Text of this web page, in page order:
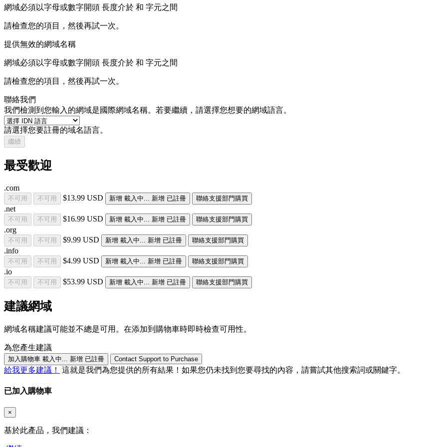
網域必須以字母或數字開頭 長度介於 和 字元之間
請檢查您的項目，然後再試一次。
提供無效的網域名稱
網域必須以字母或數字開頭 長度介於 和 字元之間
請檢查您的項目，然後再試一次。
聯絡我們
我們檢測到您輸入的網域是國際網域名稱。若要繼續，請選擇您想要的網域語言。
請選擇您要註冊的域名語言。
繼續
最受歡迎
.com
不可用 不可用 $13.99 USD 新增 載入中... 新增 已註冊 聯絡支援部門購買
.net
不可用 不可用 $16.99 USD 新增 載入中... 新增 已註冊 聯絡支援部門購買
.org
不可用 不可用 $9.99 USD 新增 載入中... 新增 已註冊 聯絡支援部門購買
.info
不可用 不可用 $4.99 USD 新增 載入中... 新增 已註冊 聯絡支援部門購買
.io
不可用 不可用 $53.99 USD 新增 載入中... 新增 已註冊 聯絡支援部門購買
建議網域
網域名稱建議可能並不總是可用。在添加到購物車時即時檢查可用性。
為您產生建議
加入購物車 載入中... 新增 已註冊 Contact Support to Purchase
給我更多建議！ 這就是我們為您提供的所有結果！如果您仍未找到您要尋找的內容，請嘗試其他搜索詞或關鍵字。
已加入購物車
×
基於此產品，我們建議：